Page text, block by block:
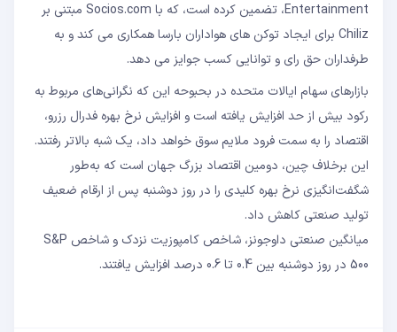
Entertainment، تضمین کرده است، که با Socios.com مبتنی بر
Chiliz برای ایجاد توکن های هواداران بارسا همکاری می کند و به
طرفداران حق رای و توانایی کسب جوایز می دهد.
بازارهای سهام ایالات متحده در بحبوحه این که نگرانی‌های مربوط به
رکود بیش از حد افزایش یافته است و افزایش نرخ بهره فدرال رزرو،
اقتصاد را به سمت فرود ملایم سوق خواهد داد، یک شبه بالاتر رفتند.
این برخلاف چین، دومین اقتصاد بزرگ جهان است که به‌طور
شگفت‌انگیزی نرخ بهره کلیدی را در روز دوشنبه پس از ارقام ضعیف
تولید صنعتی کاهش داد.
میانگین صنعتی داوجونز، شاخص کامپوزیت نزدک و شاخص S&P
500 در روز دوشنبه بین 0.4 تا 0.6 درصد افزایش یافتند.